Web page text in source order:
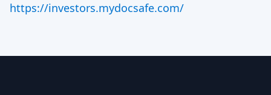
https://investors.mydocsafe.com/